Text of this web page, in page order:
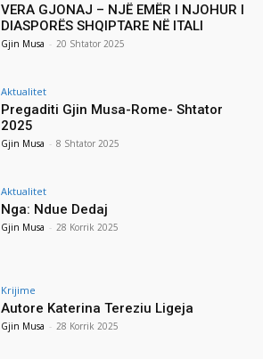
VERA GJONAJ – NJË EMËR I NJOHUR I
DIASPORËS SHQIPTARE NË ITALI
Gjin Musa - 20 Shtator 2025
Aktualitet
Pregaditi Gjin Musa-Rome- Shtator
2025
Gjin Musa - 8 Shtator 2025
Aktualitet
Nga: Ndue Dedaj
Gjin Musa - 28 Korrik 2025
Krijime
Autore Katerina Tereziu Ligeja
Gjin Musa - 28 Korrik 2025